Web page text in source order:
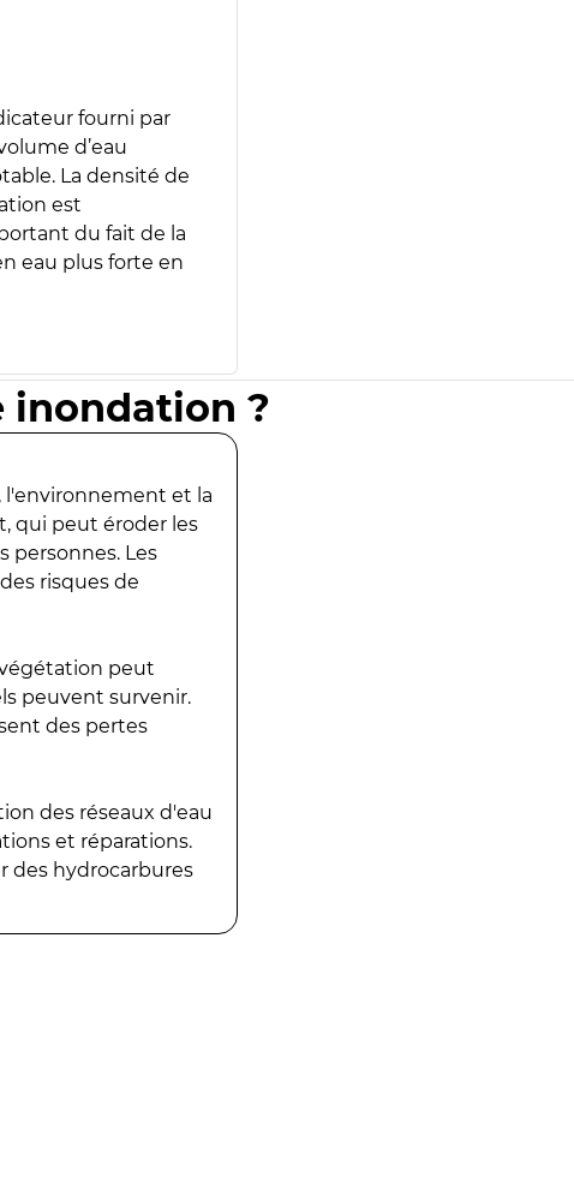
fourni par
d’eau
La densité de
est
du fait de la
eau plus forte en
inondation ?
l'environnement et la
qui peut éroder les
personnes. Les
risques de
peut
peuvent survenir.
des pertes
des réseaux d'eau
et réparations.
des hydrocarbures